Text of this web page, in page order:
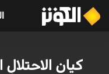
كيان